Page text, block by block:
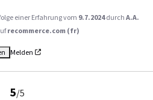
einer Erfahrung vom 9.7.2024durchA.A.
recommerce.com (fr)
Melden
5/5